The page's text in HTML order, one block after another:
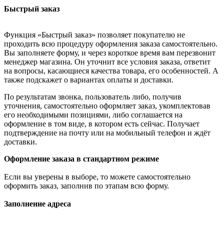
Быстрый заказ
Функция «Быстрый заказ» позволяет покупателю не
проходить всю процедуру оформления заказа самостоятельно.
Вы заполняете форму, и через короткое время вам перезвонит
менеджер магазина. Он уточнит все условия заказа, ответит
на вопросы, касающиеся качества товара, его особенностей. А
также подскажет о вариантах оплаты и доставки.
По результатам звонка, пользователь либо, получив
уточнения, самостоятельно оформляет заказ, укомплектовав
его необходимыми позициями, либо соглашается на
оформление в том виде, в котором есть сейчас. Получает
подтверждение на почту или на мобильный телефон и ждёт
доставки.
Оформление заказа в стандартном режиме
Если вы уверены в выборе, то можете самостоятельно
оформить заказ, заполнив по этапам всю форму.
Заполнение адреса